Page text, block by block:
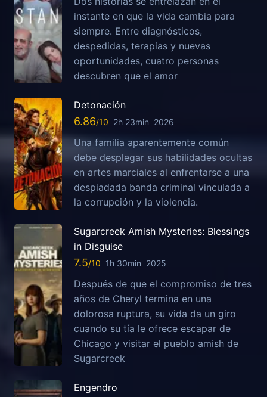
instante en que la vida cambia para
siempre. Entre diagnósticos,
despedidas, terapias y nuevas
oportunidades, cuatro personas
descubren que el amor
Detonación
6.86 2h 23min 2026
Una familia aparentemente común
debe desplegar sus habilidades ocultas
en artes marciales al enfrentarse a una
despiadada banda criminal vinculada a
la corrupción y la violencia.
Sugarcreek Amish Mysteries: Blessings
in Disguise
7.5 1h 30min 2025
Después de que el compromiso de tres
años de Cheryl termina en una
dolorosa ruptura, su vida da un giro
cuando su tía le ofrece escapar de
Chicago y visitar el pueblo amish de
Sugarcreek
Engendro